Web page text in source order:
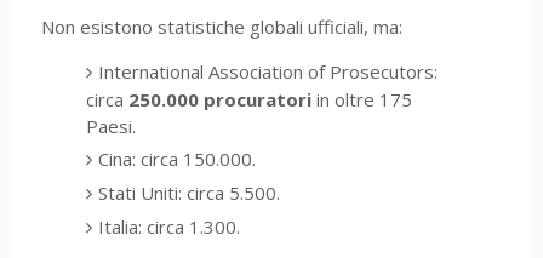
Non esistono statistiche globali ufficiali, ma:
International Association of Prosecutors:
circa 250.000 procuratori in oltre 175
Paesi.
Cina: circa 150.000.
Stati Uniti: circa 5.500.
Italia: circa 1.300.